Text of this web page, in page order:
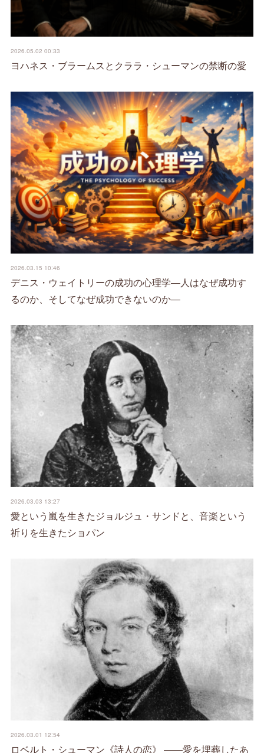
2026.05.02 00:33
ヨハネス・ブラームスとクララ・シューマンの禁断の愛
2026.03.15 10:46
デニス・ウェイトリーの成功の心理学―人はなぜ成功す
るのか、そしてなぜ成功できないのか―
2026.03.03 13:27
愛という嵐を生きたジョルジュ・サンドと、音楽という
祈りを生きたショパン
2026.03.01 12:54
ロベルト・シューマン《詩人の恋》 ――愛を埋葬したあ